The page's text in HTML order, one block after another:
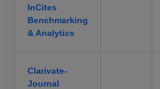
InCites
Benchmarking
& Analytics
Clarivate-
Journal